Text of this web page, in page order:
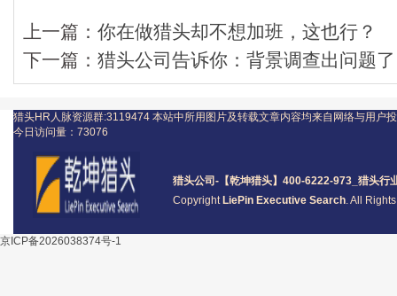
上一篇： 你在做猎头却不想加班，这也行？
下一篇： 猎头公司告诉你：背景调查出问题
猎头公司 -【乾坤猎头】400-6222-973_ 猎头行
Copyright LiePin Executive Search. All
猎头HR人脉资源群:3119474 本站中所用图片及转载文章内容均来自网络与用户
今日访问量： 73076
京ICP备2026038374号-1